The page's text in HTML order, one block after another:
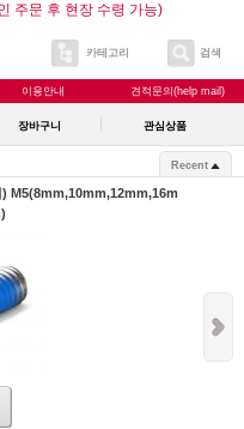
주문 후 현장 수령 가능)
카테고리 검색
이용안내 견적문의(help mail)
장바구니 관심상품
Recent
M5(8mm,10mm,12mm,16m